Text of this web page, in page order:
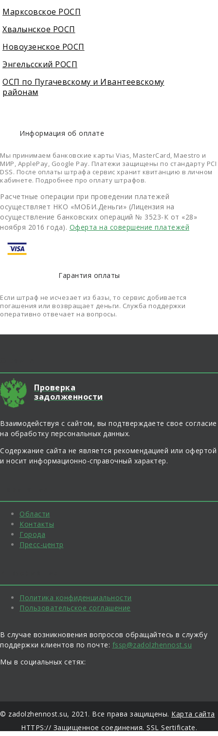
Марксовское РОСП
Хвалынское РОСП
Новоузенское РОСП
Энгельсский РОСП
ОСП по Пугачевскому и Ивантеевскому
районам
Информация об оплате
Мы принимаем банковские карты Vias, MasterCard, Maestro и
МИР, ApplePay, Google Pay. Платежи защищены по стандарту PCI
DSS. После оплаты штрафа сервис хранит квитанцию в личном
кабинете. Подробнее про оплату штрафов.
Расчетные операции при проведении платежей
осуществляет НКО «МОБИ.Деньги» (Лицензия на
осуществление банковских операций № 3523-К от «28»
ноября 2016 года). Оферта на совершение платежей
Гарантия оплаты
Если штраф не исчезает из базы, то сервис добивается
погашения или возвращает деньги. Служба поддержки
оперативно отвечает на вопросы.
Проверка
задолженности
Взаимодействуя с сайтом, вы подтверждаете свое согласие
на обработку персональных данных.
Содержание сайта не является рекомендацией или офертой
и носит информационно-справочный характер.
Области
Контакты
Города
Пресс-центр
Политика конфиденциальности
Пользовательское соглашение
В случае возникновения вопросов обращайтесь в службу
поддержки клиентов по почте: fssp@zadolzhennost.su
Мы в социальных сетях:
© zadolzhennost.su, 2021. Все права защищены. Карта сайта
HTTPS:// Защищенное соединения. SSL Sertificate.